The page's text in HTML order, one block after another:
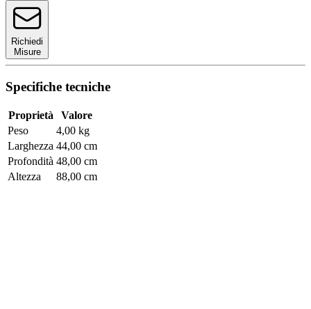
Richiedi
Misure
Specifiche tecniche
Proprietà
Valore
Peso
4,00 kg
Larghezza 44,00 cm
Profondità 48,00 cm
Altezza
88,00 cm